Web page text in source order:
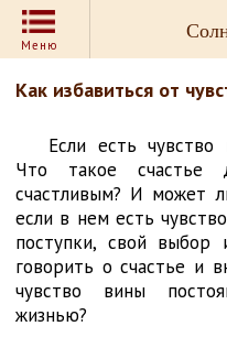
Меню
Как избавиться от
Если есть чувство
Что такое счастье
счастливым? И может
если в нем есть
поступки, свой
говорить о счастье и
чувство вины
жизнью?